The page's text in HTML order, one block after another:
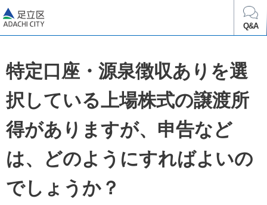
Q&A
特定口座・源泉徴収ありを選
択している上場株式の譲渡所
得がありますが、申告など
は、どのようにすればよいの
でしょうか？